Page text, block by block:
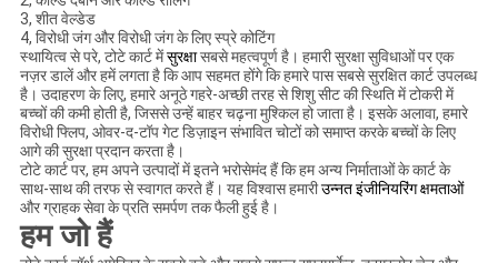
3, शीत वेल्डेड
4, विरोधी जंग और विरोधी जंग के लिए स्प्रे कोटिंग
स्थायित्व से परे, टोटे कार्ट मेंसुरक्षासबसे महत्वपूर्ण है। हमारी सुरक्षा सुविधाओं पर एक
नज़र डालें और हमें लगता है कि आप सहमत होंगे कि हमारे पास सबसे सुरक्षित कार्ट उपलब्ध
है। उदाहरण के लिए, हमारे अनूठे गहरे-अच्छी तरह से शिशु सीट की स्थिति में टोकरी में
बच्चों की कमी होती है, जिससे उन्हें बाहर चढ़ना मुश्किल हो जाता है। इसके अलावा, हमारे
विरोधी फ्लिप, ओवर-द-टॉप गेट डिज़ाइन संभावित चोटों को समाप्त करके बच्चों के लिए
आगे की सुरक्षा प्रदान करता है।
टोटे कार्ट पर, हम अपने उत्पादों में इतने भरोसेमंद हैं कि हम अन्य निर्माताओं के कार्ट के
साथ-साथ की तरफ से स्वागत करते हैं। यह विश्वास हमारीउन्नत इंजीनियरिंग क्षमताओं
और ग्राहक सेवा के प्रति समर्पण तक फैली हुई है।
हम जो हैं